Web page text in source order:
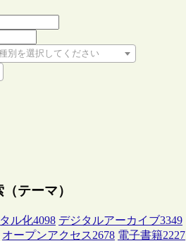
別を選択してください
てください
テーマ）
ル化4098 デジタルアーカイブ3349
オープンアクセス2678 電子書籍2227